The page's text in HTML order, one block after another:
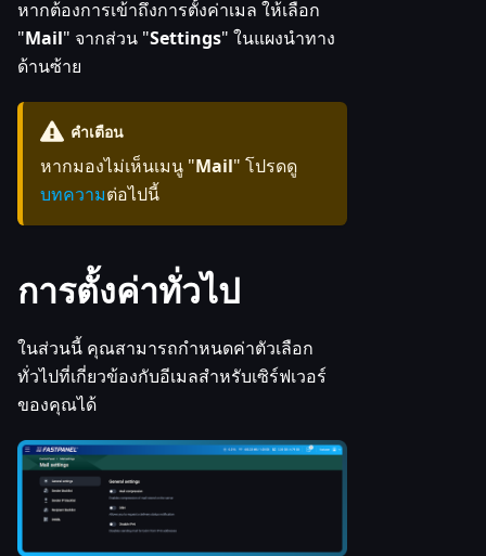
หากต้องการเข้าถึงการตั้งค่าเมล ให้เลือก
"Mail" จากส่วน "Settings" ในแผงนำทาง
ด้านซ้าย
คำเตือน
หากมองไม่เห็นเมนู "Mail" โปรดดู
บทความต่อไปนี้
การตั้งค่าทั่วไป
ในส่วนนี้ คุณสามารถกำหนดค่าตัวเลือก
ทั่วไปที่เกี่ยวข้องกับอีเมลสำหรับเซิร์ฟเวอร์
ของคุณได้